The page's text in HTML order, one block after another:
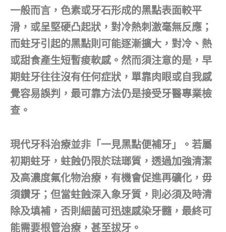
一般而言，色素或牙石形成的黑點表面較平
滑，或呈堅硬凸起狀，對冷熱刺激毫無反應；
而蛀牙引起的黑點則可能逐漸擴大，對冷、熱
或甜食產生短暫痠軟感。然而須注意的是，早
期蛀牙往往沒有任何症狀，單靠肉眼或自我感
覺容易誤判，最可靠方法仍是接受牙醫專業檢
查。
現代牙科治療並非「一見黑點便補牙」。若屬
初期蛀牙，蛀蝕仍限於琺瑯質，透過加強清潔
及高濃度氟化物治療，有機會促進再礦化，毋
須鑽牙；但當蛀蝕深入象牙質，則必須及時清
除及填補，否則細菌可迅速感染牙髓，最終可
能需要根管治療，甚至拔牙。